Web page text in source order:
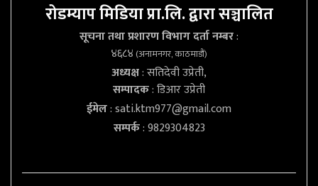
रोडम्याप मिडिया प्रा.लि. द्वारा सञ्चालित
सूचना तथा प्रशारण विभाग दर्ता नम्बर:
४६८४(अनामनगर, काठमाडौं)
अध्यक्ष: सतिदेवी उप्रेती,
सम्पादक: डिआर उप्रेती
ईमेल:sati.ktm977@gmail.com
सम्पर्क: 9829304823